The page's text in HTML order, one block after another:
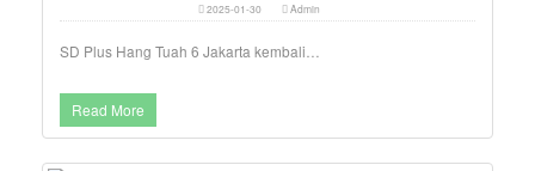
2025-01-30 Admin
SD Plus Hang Tuah 6 Jakarta kembali…
Read More